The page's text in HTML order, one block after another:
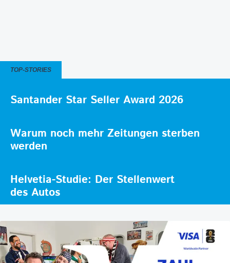
TOP-STORIES
Santander Star Seller Award 2026
Warum noch mehr Zeitungen sterben
werden
Helvetia-Studie: Der Stellenwert
des Autos